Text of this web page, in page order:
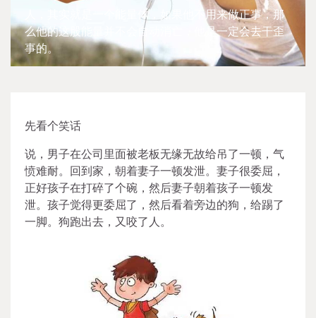
人，其实就是一个能量体，如果他不用来做正事，那
么他的这股能量并不会自动消亡，他是一定会去干歪
事的。
先看个笑话
说，男子在公司里面被老板无缘无故给吊了一顿，气
愤难耐。回到家，朝着妻子一顿发泄。妻子很委屈，
正好孩子在打碎了个碗，然后妻子朝着孩子一顿发
泄。孩子觉得更委屈了，然后看着旁边的狗，给踢了
一脚。狗跑出去，又咬了人。